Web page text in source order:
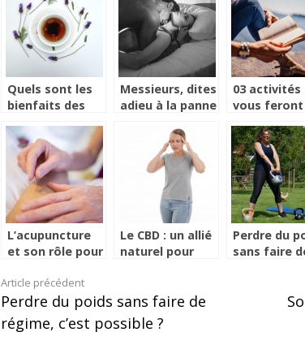
sans ronfler
Quels sont les
bienfaits des
l’organisme
Messieurs, dites
adieu à la panne
03 activités
vous feront
L’acupuncture
et son rôle pour
l’organisme
Le CBD : un allié
naturel pour
Perdre du
sans faire
Lire
la
Article précédent
Perdre du poids sans faire de
régime, c’est possible ?